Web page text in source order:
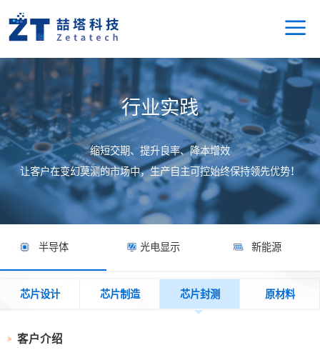
行业实践
缩短交期、提升良率、降本增效
让客户在变幻莫测的市场中，生产自主可控始终保持领先优势！
半导体 光电显示 新能源
芯片设计 芯片制造 芯片封测 原材料
客户介绍